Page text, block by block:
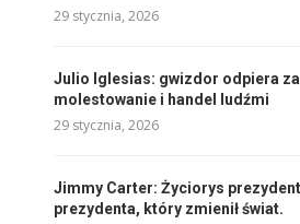
29 stycznia, 2026
Julio Iglesias: gwizdor odpiera
molestowanie i handel ludźmi
29 stycznia, 2026
Jimmy Carter: Życiorys
prezydenta, który zmienił świat.